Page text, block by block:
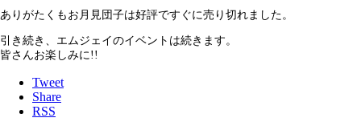
ありがたくもお月見団子は好評ですぐに売り切れました。
引き続き、エムジェイのイベントは続きます。
皆さんお楽しみに!!
Tweet
Share
RSS